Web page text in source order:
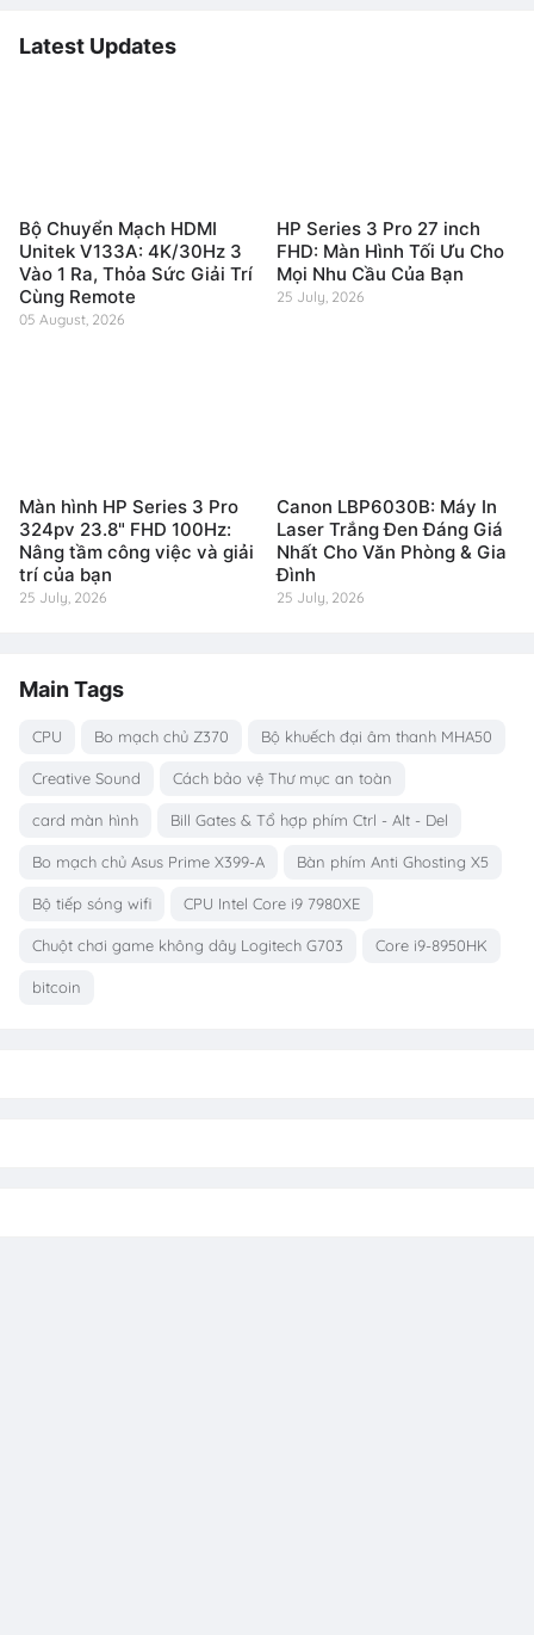
Latest Updates
Bộ Chuyển Mạch HDMI
Unitek V133A: 4K/30Hz 3
Vào 1 Ra, Thỏa Sức Giải Trí
Cùng Remote
05 August, 2026
HP Series 3 Pro 27 inch
FHD: Màn Hình Tối Ưu Cho
Mọi Nhu Cầu Của Bạn
25 July, 2026
Màn hình HP Series 3 Pro
324pv 23.8" FHD 100Hz:
Nâng tầm công việc và giải
trí của bạn
25 July, 2026
Canon LBP6030B: Máy In
Laser Trắng Đen Đáng Giá
Nhất Cho Văn Phòng & Gia
Đình
25 July, 2026
Main Tags
CPU Bo mạch chủ Z370 Bộ khuếch đại âm thanh MHA50
Creative Sound Cách bảo vệ Thư mục an toàn
card màn hình Bill Gates & Tổ hợp phím Ctrl - Alt - Del
Bo mạch chủ Asus Prime X399-A Bàn phím Anti Ghosting X5
Bộ tiếp sóng wifi CPU Intel Core i9 7980XE
Chuột chơi game không dây Logitech G703 Core i9-8950HK
bitcoin